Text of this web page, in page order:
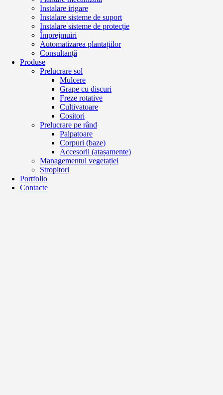
Instalare irigare
Instalare sisteme de suport
Instalare sisteme de protecție
Împrejmuiri
Automatizarea plantațiilor
Consultanță
Produse
Prelucrare sol
Mulcere
Grape cu discuri
Freze rotative
Cultivatoare
Cositori
Prelucrare pe rând
Palpatoare
Corpuri (baze)
Accesorii (atașamente)
Managementul vegetației
Stropitori
Portfolio
Contacte